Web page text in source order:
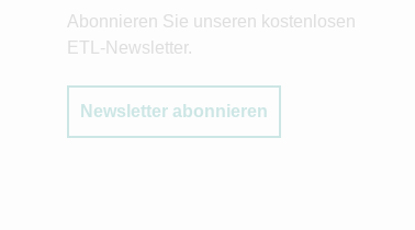
Abonnieren Sie unseren kostenlosen
ETL-Newsletter.
Newsletter abonnieren